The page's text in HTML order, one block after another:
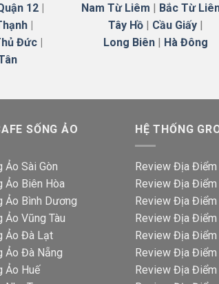
12|
|
Đức |
Nam Từ Liêm | Bắc Từ
Tây Hồ | Cầu Giấy |
Long Biên | Hà Đông
SỐNG ẢO
Ảo Sài Gòn
Ảo Biên Hòa
Ảo Bình Dương
Ảo Vũng Tàu
Ảo Đà Lạt
Ảo Đà Nẵng
Ảo Huế
HỆ THỐNG
Review Địa Điểm
Review Địa Điểm
Review Địa
Review Địa Điểm
Review Địa Điểm
Review Địa
Review Địa Điểm